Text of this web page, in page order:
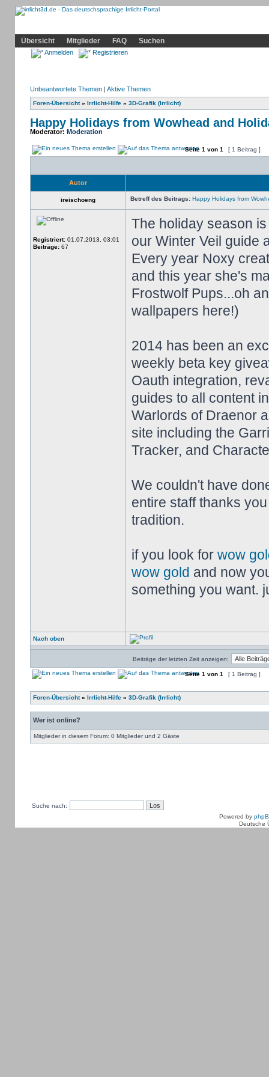
Übersicht
Mitglieder FAQ Suchen
Anmelden Registrieren
Unbeantwortete Themen| Aktive Themen
Foren-Übersicht» Irrlicht-Hilfe» 3D-Grafik (Irrlicht)
Happy Holidays from Wowhead and
Moderator: Moderation
Seite 1 von 1 [ 1 Beitrag ]
Autor
ireischoeng Betreff des Beitrags: Happy Holidays from
Registriert:01.07.2013, 03:01
Beiträge:67
The holiday season
our Winter Veil guide
Every year Noxy
and this year she's
Frostwolf Pups...oh
wallpapers here!)
2014 has been an
weekly beta key
Oauth integration,
guides to all content
Warlords of Draenor
site including the
Tracker, and
We couldn't have
entire staff thanks
tradition.
if you look for wow
wow gold and now
something you want.
Nach oben
Beiträge der letzten Zeit anzeigen:
Seite 1 von 1 [ 1 Beitrag ]
Foren-Übersicht» Irrlicht-Hilfe» 3D-Grafik (Irrlicht)
Wer ist online?
Mitglieder in diesem Forum: 0 Mitglieder und 2 Gäste
Suche nach:
Powered by
Deutsche